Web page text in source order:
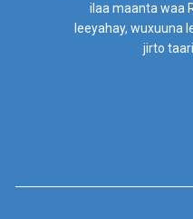
ilaa maanta waa
leeyahay, wuxuuna
jirto